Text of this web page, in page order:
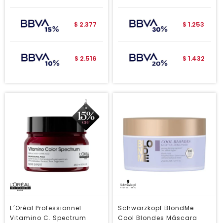
$ 2.377
$ 2.516
$ 1.253
$ 1.432
L´Oréal Professionnel
Vitamino C. Spectrum
Schwarzkopf BlondMe
Cool Blondes Máscara